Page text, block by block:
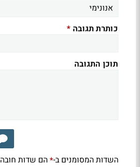
כותרת תגובה *
תוכן התגובה
השדות המסומנים ב-*הם שדות חובה